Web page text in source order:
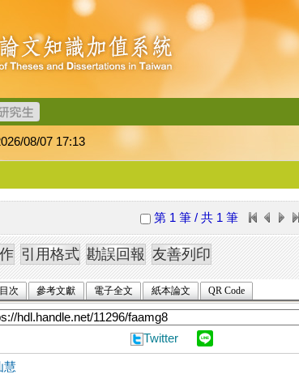
08/07 17:13
第 1 筆 / 共 1 筆
目次 參考文獻 電子全文 紙本論文 QR Code
Twitter
慧